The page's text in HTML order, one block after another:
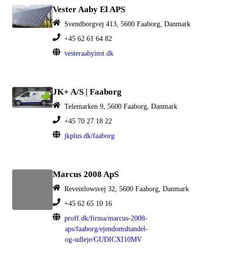
Vester Aaby El APS
Svendborgvej 413, 5600 Faaborg, Danmark
+45 62 61 64 82
vesteraabyinst.dk
JK+ A/S | Faaborg
Telemarken 9, 5600 Faaborg, Danmark
+45 70 27 18 22
jkplus.dk/faaborg
Marcus 2008 ApS
Reventlowsvej 32, 5600 Faaborg, Danmark
+45 62 65 10 16
proff.dk/firma/marcus-2008-
aps/faaborg/ejendomshandel-
og-udleje/GUDICXI10MV